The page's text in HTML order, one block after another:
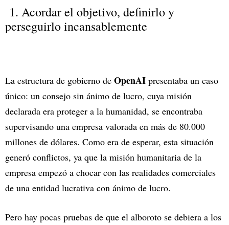
1. Acordar el objetivo, definirlo y
perseguirlo incansablemente
La estructura de gobierno de OpenAI presentaba un caso
único: un consejo sin ánimo de lucro, cuya misión
declarada era proteger a la humanidad, se encontraba
supervisando una empresa valorada en más de 80.000
millones de dólares. Como era de esperar, esta situación
generó conflictos, ya que la misión humanitaria de la
empresa empezó a chocar con las realidades comerciales
de una entidad lucrativa con ánimo de lucro.
Pero hay pocas pruebas de que el alboroto se debiera a los